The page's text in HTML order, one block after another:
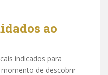
ao
indicados para
momento de descobrir